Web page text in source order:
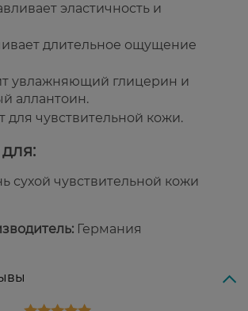
эластичность и
длительное ощущение
увлажняющий глицерин и
аллантоин.
для чувствительной кожи.
сухой чувствительной кожи
Германия